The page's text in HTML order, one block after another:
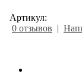
Артикул:
0 отзывов |